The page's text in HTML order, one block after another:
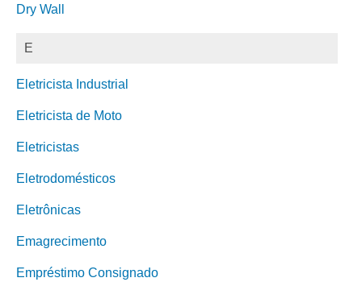
Dry Wall
E
Eletricista Industrial
Eletricista de Moto
Eletricistas
Eletrodomésticos
Eletrônicas
Emagrecimento
Empréstimo Consignado